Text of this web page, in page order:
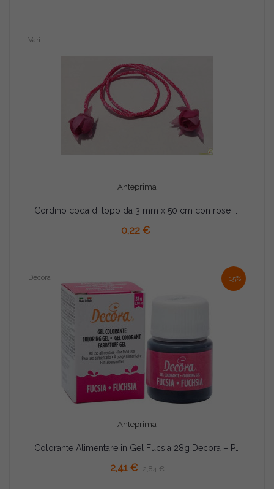
Anteprima
Vari
0,22 €
-15%
Anteprima
Decora
2,41 € 2,84 €